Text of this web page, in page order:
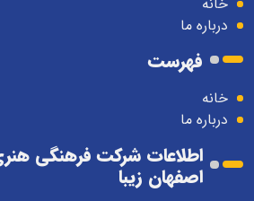
درباره ما
فهرست
خانه
درباره ما
اطلاعات شرکت فرهنگی
اصفهان زیبا